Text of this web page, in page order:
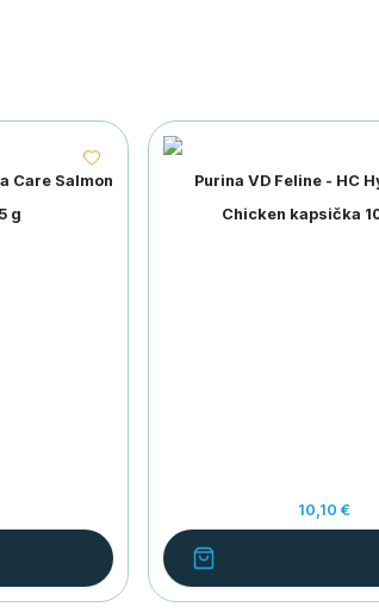
Care Salmon
g
Purina VD Feline - HC
Chicken kapsička
10,10 €